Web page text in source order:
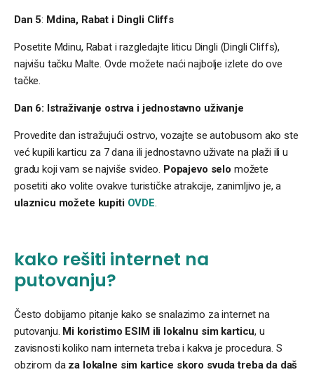
Dan 5: Mdina, Rabat i Dingli Cliffs
Posetite Mdinu, Rabat i razgledajte liticu Dingli (Dingli Cliffs),
najvišu tačku Malte. Ovde možete naći najbolje izlete do ove
tačke.
Dan 6: Istraživanje ostrva i jednostavno uživanje
Provedite dan istražujući ostrvo, vozajte se autobusom ako ste
već kupili karticu za 7 dana ili jednostavno uživate na plaži ili u
gradu koji vam se najviše svideo. Popajevo selo možete
posetiti ako volite ovakve turističke atrakcije, zanimljivo je, a
ulaznicu možete kupiti OVDE.
kako rešiti internet na
putovanju?
Često dobijamo pitanje kako se snalazimo za internet na
putovanju. Mi koristimo ESIM ili lokalnu sim karticu, u
zavisnosti koliko nam interneta treba i kakva je procedura. S
obzirom da za lokalne sim kartice skoro svuda treba da daš